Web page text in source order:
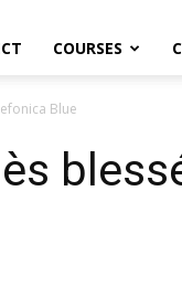
COURSES
Blue